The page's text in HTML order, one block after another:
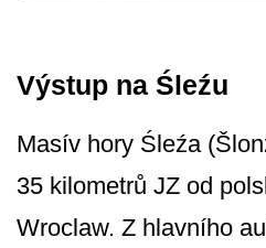
Výstup na Śleźu
Masív hory Śleźa
35 kilometrů JZ od
Wroclaw. Z hlavního